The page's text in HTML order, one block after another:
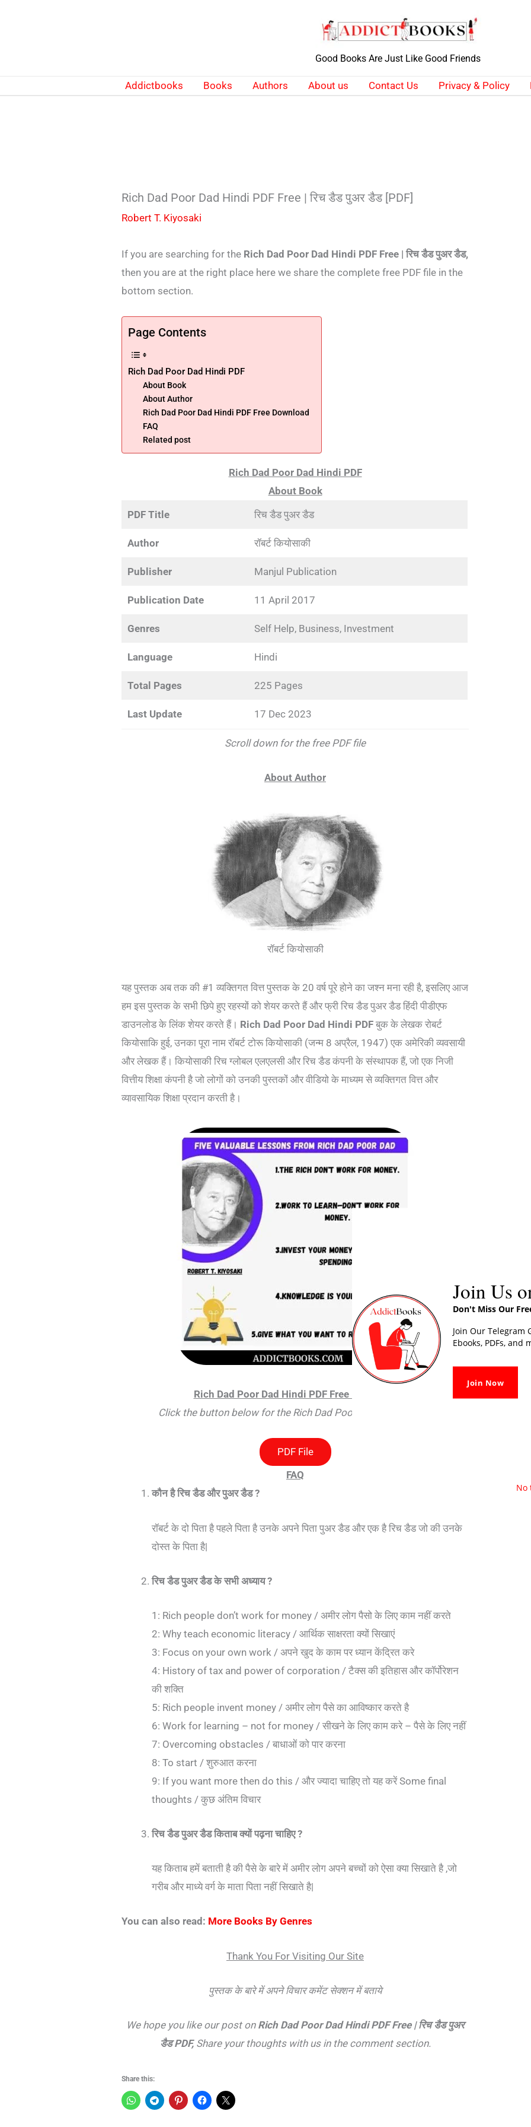
Good Books Are Just Like Good Friends
Addictbooks Books Authors About us Contact Us Privacy & Policy
Rich Dad Poor Dad Hindi PDF Free | रिच डैड पुअर डैड [PDF]
Robert T. Kiyosaki
If you are searching for the Rich Dad Poor Dad Hindi PDF Free | रिच डैड पुअर डैड,
then you are at the right place here we share the complete free PDF file in the
bottom section.
Page Contents
Rich Dad Poor Dad Hindi PDF
About Book
About Author
Rich Dad Poor Dad Hindi PDF Free Download
FAQ
Related post
Rich Dad Poor Dad Hindi PDF
About Book
PDF Title
रिच डैड पुअर डैड
Author रॉबर्ट कियोसाकी
Publisher Manjul Publication
Publication Date 11 April 2017
Genres Self Help, Business, Investment
Language Hindi
Total Pages 225 Pages
Last Update 17 Dec 2023
Scroll down for the free PDF file
About Author
रॉबर्ट कियोसाकी
यह पुस्तक अब तक की #1 व्यक्तिगत वित्त पुस्तक के 20 वर्ष पूरे होने का जश्न मना रही है, इसलिए आज
हम इस पुस्तक के सभी छिपे हुए रहस्यों को शेयर करते हैं और फ्री रिच डैड पुअर डैड हिंदी पीडीएफ
डाउनलोड के लिंक शेयर करते हैं। Rich Dad Poor Dad Hindi PDF बुक के लेखक रोबर्ट
कियोसाकि हुई, उनका पूरा नाम रॉबर्ट टोरू कियोसाकी (जन्म 8 अप्रैल, 1947) एक अमेरिकी व्यवसायी
और लेखक हैं। कियोसाकी रिच ग्लोबल एलएलसी और रिच डैड कंपनी के संस्थापक हैं, जो एक निजी
वित्तीय शिक्षा कंपनी है जो लोगों को उनकी पुस्तकों और वीडियो के माध्यम से व्यक्तिगत वित्त और
व्यावसायिक शिक्षा प्रदान करती है।
Rich Dad Poor Dad Hindi PDF Free Download
Click the button below for the Rich Dad Poor Dad in Hindi PDF
PDF File
FAQ
कौन है रिच डैड और पुअर डैड ?
रॉबर्ट के दो पिता है पहले पिता है उनके अपने पिता पुअर डैड और एक है रिच डैड जो की उनके
दोस्त के पिता है|
रिच डैड पुअर डैड के सभी अध्याय ?
1: Rich people don’t work for money / अमीर लोग पैसो के लिए काम नहीं करते
2: Why teach economic literacy / आर्थिक साक्षरता क्यों सिखाएं
3: Focus on your own work / अपने खुद के काम पर ध्यान केंद्रित करे
4: History of tax and power of corporation / टैक्स की इतिहास और कॉर्पोरेशन
की शक्ति
5: Rich people invent money / अमीर लोग पैसे का आविष्कार करते है
6: Work for learning – not for money / सीखने के लिए काम करे – पैसे के लिए नहीं
7: Overcoming obstacles / बाधाओं को पार करना
8: To start / शुरुआत करना
9: If you want more then do this / और ज्यादा चाहिए तो यह करें Some final
thoughts / कुछ अंतिम विचार
रिच डैड पुअर डैड किताब क्यों पढ़ना चाहिए ?
यह किताब हमें बताती है की पैसे के बारे में अमीर लोग अपने बच्चों को ऐसा क्या सिखाते है ,जो
गरीब और माध्ये वर्ग के माता पिता नहीं सिखाते है|
You can also read: More Books By Genres
Thank You For Visiting Our Site
पुस्तक के बारे में अपने विचार कमेंट सेक्शन में बताये
We hope you like our post on Rich Dad Poor Dad Hindi PDF Free | रिच डैड पुअर
डैड PDF, Share your thoughts with us in the comment section.
Share this:
Join Us
Don't Miss Our
Join Our Telegram
Ebooks, PDFs, and
Join Now
No